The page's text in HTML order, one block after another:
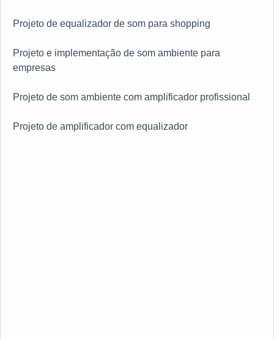
Projeto de equalizador de som para shopping
Projeto e implementação de som ambiente para
empresas
Projeto de som ambiente com amplificador profissional
Projeto de amplificador com equalizador